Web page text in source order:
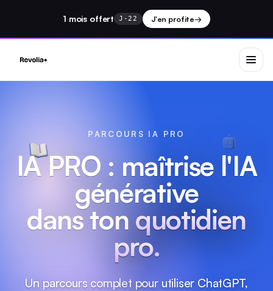
1 mois offert J-22 J'en profite→
PARCOURS IA PRO
IA PRO : maîtrise l'IA
générative
dans ton quotidien
pro.
Un parcours complet pour utiliser ChatGPT,